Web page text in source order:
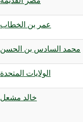
عمر بن الخطاب
محمد السادس بن الحسن
الولايات المتحدة
خالد مشعل